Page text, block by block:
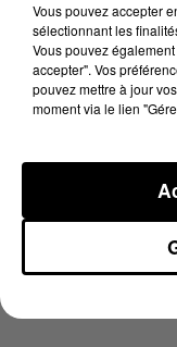
12 mai 2025 - 1
L'AGENDA DE
Vous pouvez accepter
sélectionnant les
Vous pouvez
accepter". Vos
pouvez mettre à jour
moment via le lien